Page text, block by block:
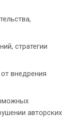
стратегии
внедрения
авторских